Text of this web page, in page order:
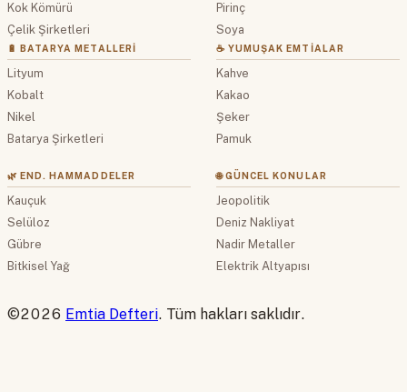
Kok Kömürü
Çelik Şirketleri
🔋 BATARYA METALLERI
Lityum
Kobalt
Nikel
Batarya Şirketleri
Pirinç
Soya
☕ YUMUŞAK EMTIALAR
Kahve
Kakao
Şeker
Pamuk
🌿 END. HAMMADDELER
Kauçuk
Selüloz
Gübre
Bitkisel Yağ
🌐 GÜNCEL KONULAR
Jeopolitik
Deniz Nakliyat
Nadir Metaller
Elektrik Altyapısı
©2026 Emtia Defteri. Tüm hakları saklıdır.